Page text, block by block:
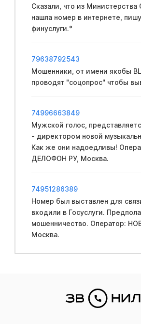
Сказали, что из
нашла номер в интернете,
финycлуги.°
79638792543
Мошенники, от имени якобы
проводят "соцопрос" чтобы
74996663849
Мужской голос,
- директором новой
Как же они надоедливы!
ДЕЛОФОН РУ, Москва.
74951286389
Номер был выставлен для
входили в Госуслуги.
мошенничество. Оператор:
Москва.